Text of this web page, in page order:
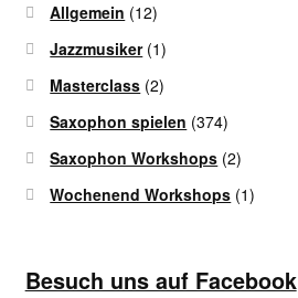
Allgemein (12)
Jazzmusiker(1)
Masterclass (2)
Saxophon spielen (374)
Saxophon Workshops (2)
Wochenend Workshops (1)
Besuch uns auf Facebook